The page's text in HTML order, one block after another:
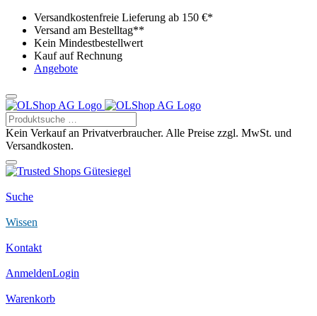
Versandkostenfreie Lieferung ab 150 €*
Versand am Bestelltag**
Kein Mindestbestellwert
Kauf auf Rechnung
Angebote
Kein Verkauf an Privatverbraucher. Alle Preise zzgl. MwSt. und
Versandkosten.
Suche
Wissen
Kontakt
AnmeldenLogin
Warenkorb